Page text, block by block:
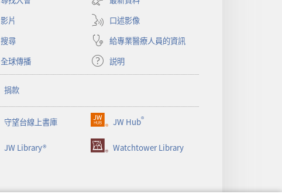
新
視
窗）
影片
口述影像
搜尋
給專業醫療人員的資訊
全球傳播
説明
捐款
守望台線上書庫 JW Hub®
（開
啟
新
JW Library® Watchtower Library